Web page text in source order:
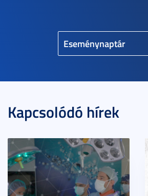
Eseménynaptár
Kapcsolódó hírek